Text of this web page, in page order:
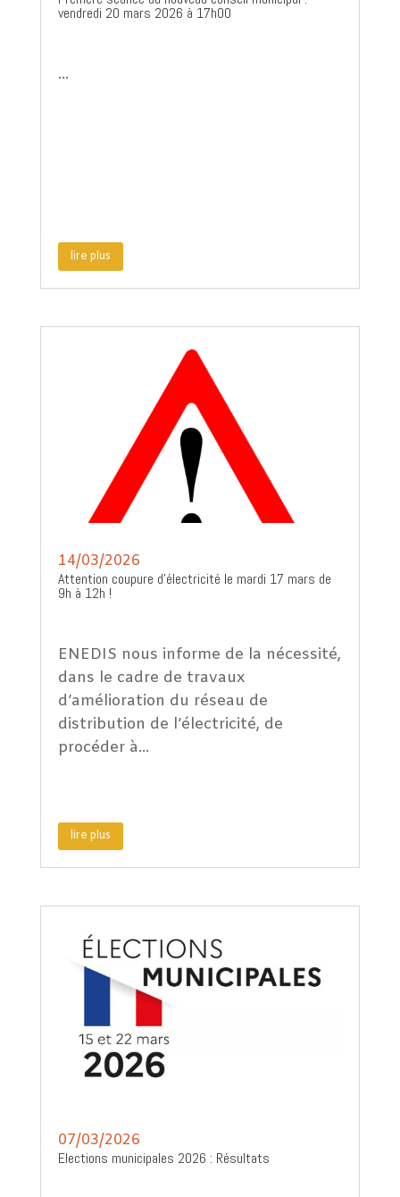
vendredi 20 mars 2026 à 17h00
...
lire plus
14/03/2026
Attention coupure d’électricité le mardi 17 mars de
9h à 12h !
ENEDIS nous informe de la nécessité,
dans le cadre de travaux
d’amélioration du réseau de
distribution de l’électricité, de
procéder à...
lire plus
07/03/2026
Elections municipales 2026 : Résultats